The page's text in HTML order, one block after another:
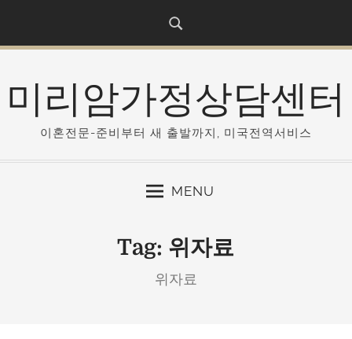
i
미리암가정상담센터
이혼전문-준비부터 새 출발까지, 미국전역서비스
MENU
Tag: 위자료
위자료